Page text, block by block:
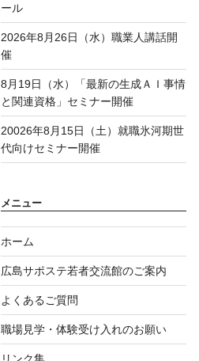
ール
2026年8月26日（水）職業人講話開
催
8月19日（水）「最新の生成ＡＩ事情
と関連資格」セミナー開催
20026年8月15日（土）就職氷河期世
代向けセミナー開催
メニュー
ホーム
広島サポステ若者交流館のご案内
よくあるご質問
職場見学・体験受け入れのお願い